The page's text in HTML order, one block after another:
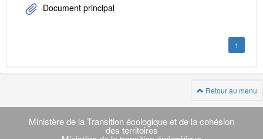
Document principal
1
Retour au menu
Navigation
transverse
Ministère de la Transition écologique et de la cohésion
des territoires